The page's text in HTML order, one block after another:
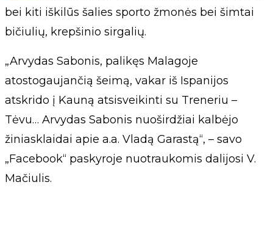
bei kiti iškilūs šalies sporto žmonės bei šimtai
bičiulių, krepšinio sirgalių.
„Arvydas Sabonis, palikęs Malagoje
atostogaujančią šeimą, vakar iš Ispanijos
atskrido į Kauną atsisveikinti su Treneriu –
Tėvu… Arvydas Sabonis nuoširdžiai kalbėjo
žiniasklaidai apie a.a. Vladą Garastą“, – savo
„Facebook“ paskyroje nuotraukomis dalijosi V.
Mačiulis.